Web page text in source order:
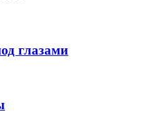
глазами